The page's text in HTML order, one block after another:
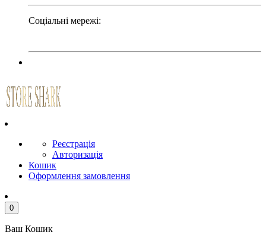
Соціальні мережі:
Реєстрація
Авторизація
Кошик
Оформлення замовлення
0
Ваш Кошик